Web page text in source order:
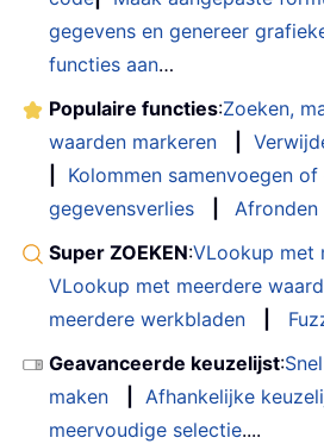
gegevens en genereer
functies aan…
Populaire functies:Zoeken,
waarden markeren
Kolommen samenvoegen
gegevensverlies
Super ZOEKEN:VLookup met
VLookup met meerdere
meerdere werkbladen
Geavanceerde keuzelijst:
maken
Afhankelijke
meervoudige selectie....